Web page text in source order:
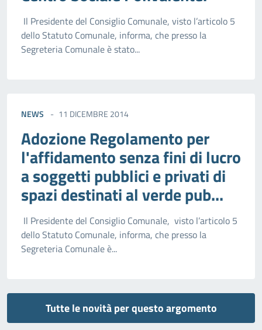
Il Presidente del Consiglio Comunale, visto l’articolo 5
dello Statuto Comunale, informa, che presso la
Segreteria Comunale è stato...
NEWS 11 DICEMBRE 2014
Adozione Regolamento per
l'affidamento senza fini di lucro
a soggetti pubblici e privati di
spazi destinati al verde pub...
Il Presidente del Consiglio Comunale, visto l’articolo 5
dello Statuto Comunale, informa, che presso la
Segreteria Comunale è...
Tutte le novità per questo argomento